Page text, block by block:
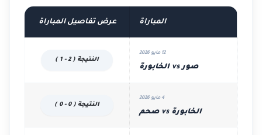
المباراة عرض تفاصيل المباراة
12 مايو 2026
صور vs الخابورة
النتيجة ( 2 - 1 )
4 مايو 2026
الخابورة vs صحم
النتيجة ( 0 - 0 )